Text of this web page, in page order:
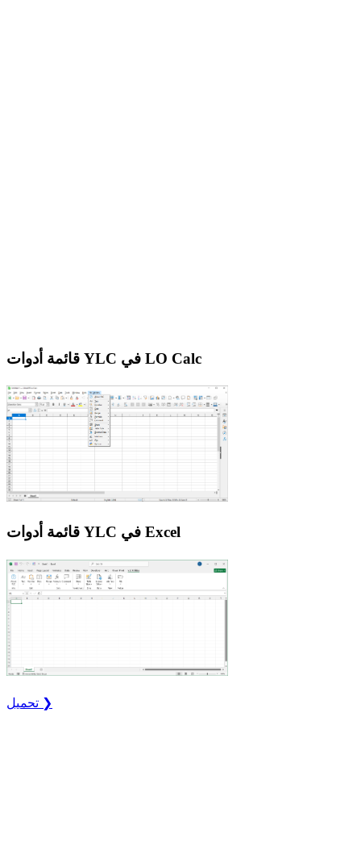
قائمة أدوات YLC في LO Calc
قائمة أدوات YLC في Excel
تحميل ❯